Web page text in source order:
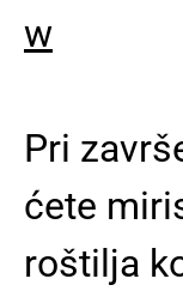
w
Pri
ćete
roštilja